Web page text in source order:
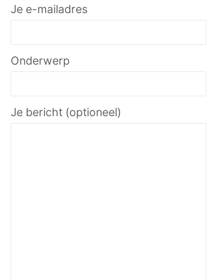
Je e-mailadres
Onderwerp
Je bericht (optioneel)